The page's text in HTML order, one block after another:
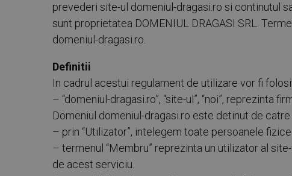
prevederi site-ul domeniul-dragasi.ro si continutul
sunt proprietatea DOMENIUL DRAGASI SRL.
domeniul-dragasi.ro.
Definitii
In cadrul acestui regulament de utilizare vor fi
– “domeniul-dragasi.ro”, “site-ul”, “noi”,
Domeniul domeniul-dragasi.ro este detinut de catre
– prin “Utilizator”, intelegem toate persoanele
– termenul “Membru” reprezinta un utilizator al
de acest serviciu.